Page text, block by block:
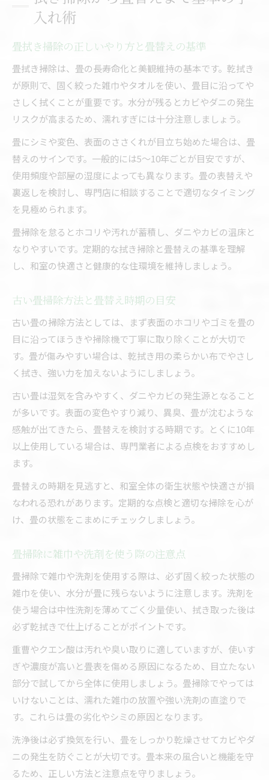
入れ術
畳拭き掃除の正しいやり方と畳替えの基準
畳拭き掃除は、畳の長寿命化と美観維持の基本です。乾拭き
が原則で、固く絞った雑巾やタオルを使い、畳目に沿ってや
さしく拭くことが重要です。水分が残るとカビやダニの発生
リスクが高まるため、濡れすぎには十分注意しましょう。
畳にシミや変色、表面のささくれが目立ち始めた場合は、畳
替えのサインです。一般的には5〜10年ごとが目安ですが、
使用頻度や部屋の湿度によっても異なります。畳の表替えや
裏返しを検討し、専門店に相談することで適切なタイミング
を見極められます。
畳掃除を怠るとホコリや汚れが蓄積し、ダニやカビの温床と
なりやすいです。定期的な拭き掃除と畳替えの基準を理解
し、和室の快適さと健康的な住環境を維持しましょう。
古い畳掃除方法と畳替え時期の目安
古い畳の掃除方法としては、まず表面のホコリやゴミを畳の
目に沿ってほうきや掃除機で丁寧に取り除くことが大切で
す。畳が傷みやすい場合は、乾拭き用の柔らかい布でやさし
く拭き、強い力を加えないようにしましょう。
古い畳は湿気を含みやすく、ダニやカビの発生源となること
が多いです。表面の変色やすり減り、異臭、畳が沈むような
感触が出てきたら、畳替えを検討する時期です。とくに10年
以上使用している場合は、専門業者による点検をおすすめし
ます。
畳替えの時期を見逃すと、和室全体の衛生状態や快適さが損
なわれる恐れがあります。定期的な点検と適切な掃除を心が
け、畳の状態をこまめにチェックしましょう。
畳掃除に雑巾や洗剤を使う際の注意点
畳掃除で雑巾や洗剤を使用する際は、必ず固く絞った状態の
雑巾を使い、水分が畳に残らないように注意します。洗剤を
使う場合は中性洗剤を薄めてごく少量使い、拭き取った後は
必ず乾拭きで仕上げることがポイントです。
重曹やクエン酸は汚れや臭い取りに適していますが、使いす
ぎや濃度が高いと畳表を傷める原因になるため、目立たない
部分で試してから全体に使用しましょう。畳掃除でやっては
いけないことは、濡れた雑巾の放置や強い洗剤の直塗りで
す。これらは畳の劣化やシミの原因となります。
洗浄後は必ず換気を行い、畳をしっかり乾燥させてカビやダ
ニの発生を防ぐことが大切です。畳本来の風合いと機能を守
るため、正しい方法と注意点を守りましょう。